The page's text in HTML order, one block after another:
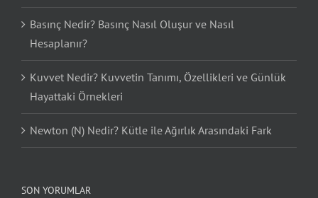
Basınç Nedir? Basınç Nasıl Oluşur ve Nasıl
Hesaplanır?
Kuvvet Nedir? Kuvvetin Tanımı, Özellikleri ve Günlük
Hayattaki Örnekleri
Newton (N) Nedir? Kütle ile Ağırlık Arasındaki Fark
SON YORUMLAR